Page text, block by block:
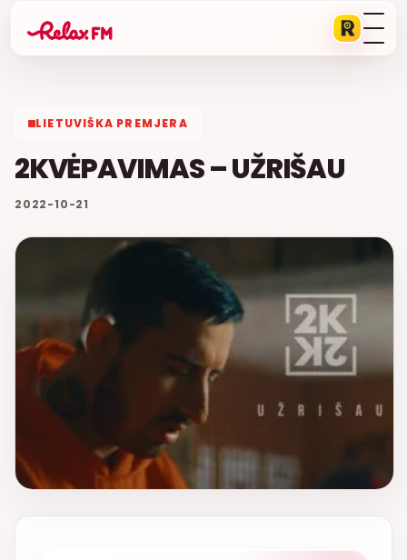
LIETUVIŠKA PREMJERA
2KVĖPAVIMAS – UŽRIŠAU
2022-10-21